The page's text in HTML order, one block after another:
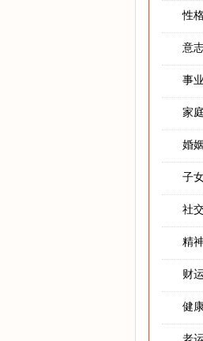
性
意
事业
家庭
婚姻
子
社
精神
财运
健